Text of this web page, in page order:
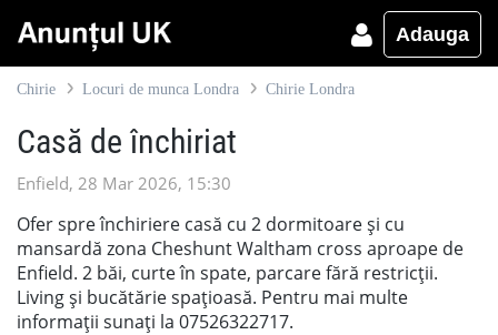
Adauga
Chirie Locuri de munca Londra Chirie Londra
Casă de închiriat
Enfield, 28 Mar 2026, 15:30
Ofer spre închiriere casă cu 2 dormitoare și cu
mansardă zona Cheshunt Waltham cross aproape de
Enfield. 2 băi, curte în spate, parcare fără restricții.
Living și bucătărie spațioasă. Pentru mai multe
informații sunați la 07526322717.